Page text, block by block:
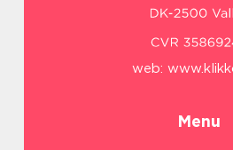
web:
Menu